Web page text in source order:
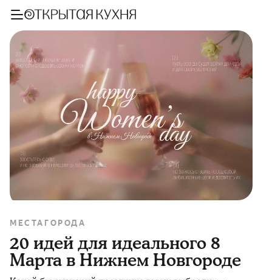
МЕСТА ГОРОДА
20 идей для идеального 8
Марта в Нижнем Новгороде